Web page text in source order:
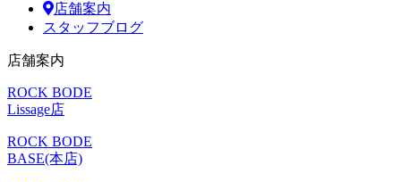
店舗案内
スタッフブログ
店舗案内
ROCK BODE
Lissage店
ROCK BODE
BASE(本店)